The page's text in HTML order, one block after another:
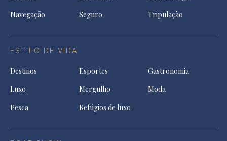
Navegação
Seguro Tripulação
ESTILO DE VIDA
Destinos Esportes
Gastronomia
Luxo
Mergulho
Moda
Pesca
Refúgios de luxo